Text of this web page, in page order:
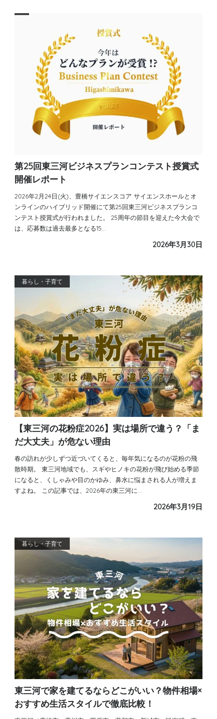
第25回東三河ビジネスプランコンテスト授賞式
開催レポート
2026年2月24日(火)、豊橋サイエンスコア サイエンスホールとオ
ンラインのハイブリッド開催にて第25回東三河ビジネスプランコ
ンテスト授賞式が行われました。 25周年の節目を迎えた今大会で
は、応募数は過去最多となる15…
2026年3月30日
暮らし・子育て
【東三河の花粉症2026】実は場所で違う？「ま
だ大丈夫」が危ない理由
春の訪れが少しずつ近づいてくると、毎年気になるのが花粉の飛
散時期。 東三河地域でも、スギやヒノキの花粉が飛び始める季節
になると、くしゃみや目のかゆみ、鼻水に悩まされる人が増えま
すよね。 この記事では、2026年の東三河に…
2026年3月19日
暮らし・子育て
東三河で家を建てるならどこがいい？物件相場×
おすすめ生活スタイルで徹底比較！